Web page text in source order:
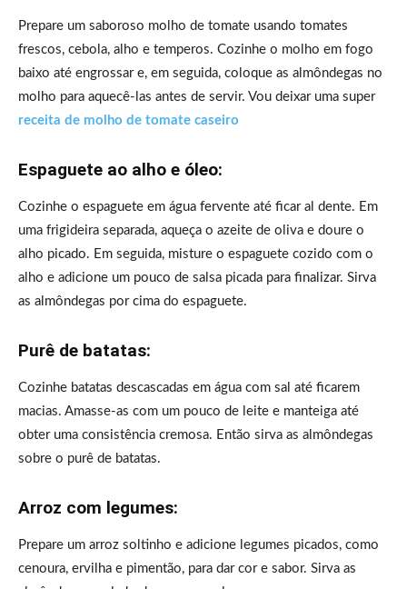
Prepare um saboroso molho de tomate usando tomates
frescos, cebola, alho e temperos. Cozinhe o molho em fogo
baixo até engrossar e, em seguida, coloque as almôndegas no
molho para aquecê-las antes de servir. Vou deixar uma super
receita de molho de tomate caseiro
Espaguete ao alho e óleo:
Cozinhe o espaguete em água fervente até ficar al dente. Em
uma frigideira separada, aqueça o azeite de oliva e doure o
alho picado. Em seguida, misture o espaguete cozido com o
alho e adicione um pouco de salsa picada para finalizar. Sirva
as almôndegas por cima do espaguete.
Purê de batatas:
Cozinhe batatas descascadas em água com sal até ficarem
macias. Amasse-as com um pouco de leite e manteiga até
obter uma consistência cremosa. Então sirva as almôndegas
sobre o purê de batatas.
Arroz com legumes:
Prepare um arroz soltinho e adicione legumes picados, como
cenoura, ervilha e pimentão, para dar cor e sabor. Sirva as